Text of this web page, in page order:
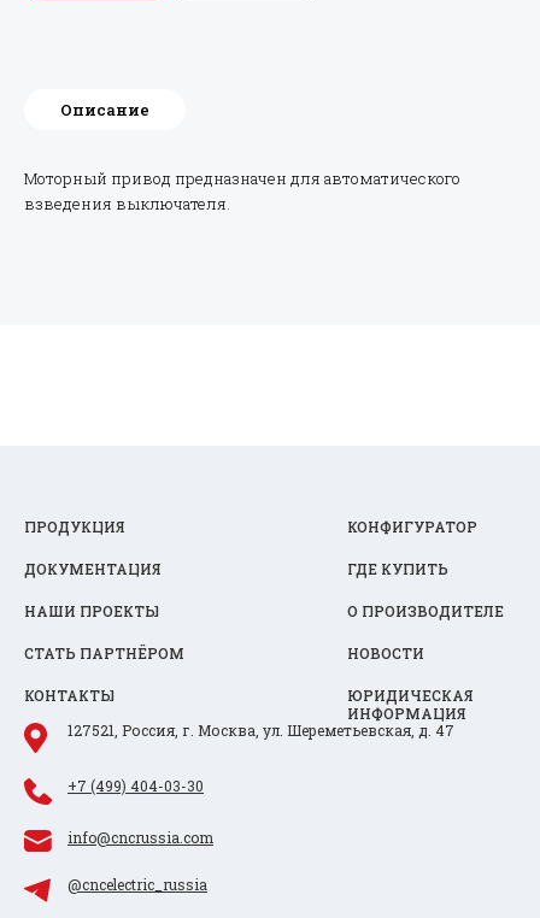
Описание
Моторный привод предназначен для автоматического
взведения выключателя.
ПРОДУКЦИЯ КОНФИГУРАТОР
ДОКУМЕНТАЦИЯ ГДЕ КУПИТЬ
НАШИ ПРОЕКТЫ О ПРОИЗВОДИТЕЛЕ
СТАТЬ ПАРТНЁРОМ НОВОСТИ
КОНТАКТЫ
ЮРИДИЧЕСКАЯ
ИНФОРМАЦИЯ
127521, Россия, г. Москва, ул. Шереметьевская, д. 47
+7 (499) 404-03-30
info@cncrussia.com
@cncelectric_russia